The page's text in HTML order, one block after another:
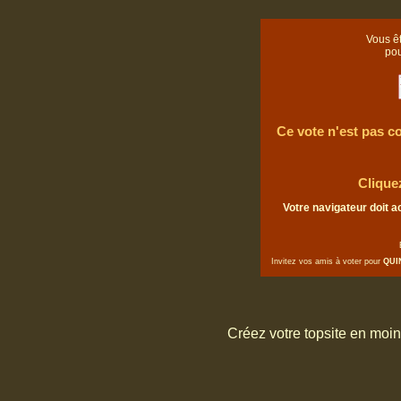
Vous
Ce vote n'est pas
Votre navigateur doit
Invitez vos amis à voter pour
Créez votre topsite en